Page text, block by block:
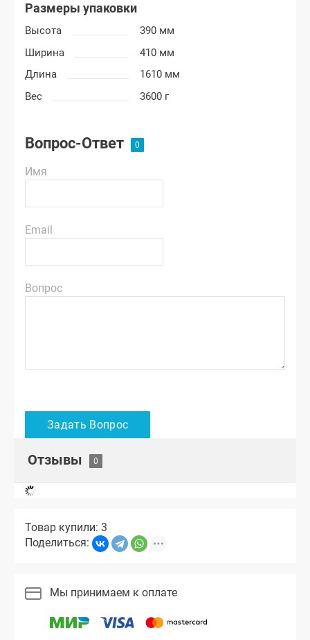
Размеры упаковки
Высота
390 мм
Ширина
410 мм
Длина
1610 мм
Вес
3600 г
Вопрос-Ответ
Имя
Email
Вопрос
Отзывы
Товар купили: 3
Поделиться:
Мы принимаем к оплате